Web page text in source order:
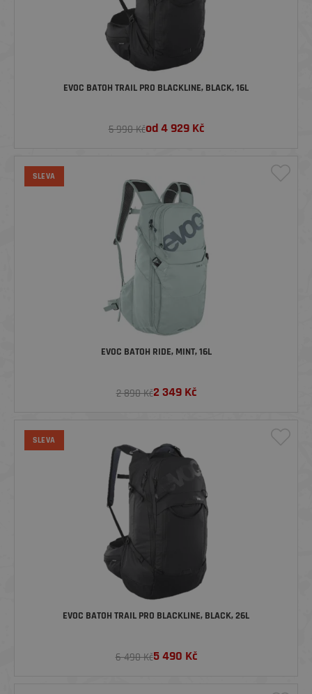
EVOC BATOH TRAIL PRO BLACKLINE, BLACK, 16L
5 990 Kčod4 929Kč
SLEVA
EVOC BATOH RIDE, MINT, 16L
2 890 Kč2 349Kč
SLEVA
EVOC BATOH TRAIL PRO BLACKLINE, BLACK, 26L
6 490 Kč5 490 Kč